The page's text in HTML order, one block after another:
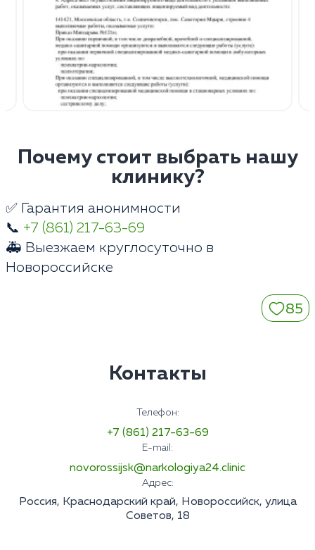
Почему стоит выбрать нашу
клинику?
✅ Гарантия анонимности
📞 +7 (861) 217-63-69
🚑 Выезжаем круглосуточно в
Новороссийске
85
Контакты
Телефон:
+7 (861) 217-63-69
E-mail:
novorossijsk@narkologiya24.clinic
Адрес:
Россия, Краснодарский край, Новороссийск, улица
Советов, 18